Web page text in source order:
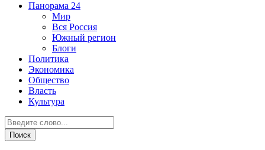
Панорама 24
Мир
Вся Россия
Южный регион
Блоги
Политика
Экономика
Общество
Власть
Культура